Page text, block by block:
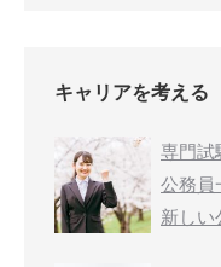
キャリアを考える
専門試
公務員
新しい